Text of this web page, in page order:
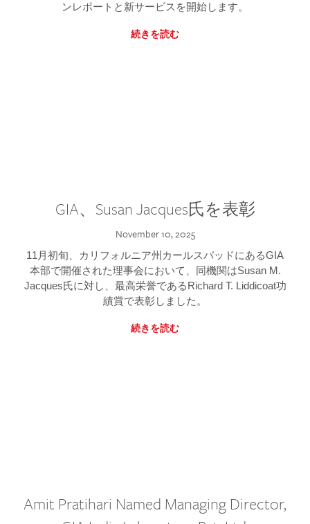
ンレポートと新サービスを開始します。
続きを読む
GIA、Susan Jacques氏を表彰
November 10, 2025
11月初旬、カリフォルニア州カールスバッドにあるGIA
本部で開催された理事会において、同機関はSusan M.
Jacques氏に対し、最高栄誉であるRichard T. Liddicoat功
績賞で表彰しました。
続きを読む
Amit Pratihari Named Managing Director,